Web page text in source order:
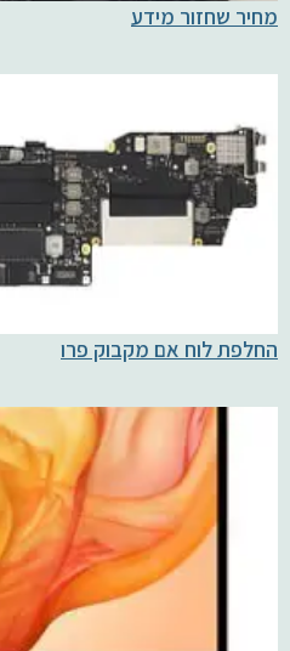
מחיר שחזור מידע
החלפת לוח אם מקבוק פרו